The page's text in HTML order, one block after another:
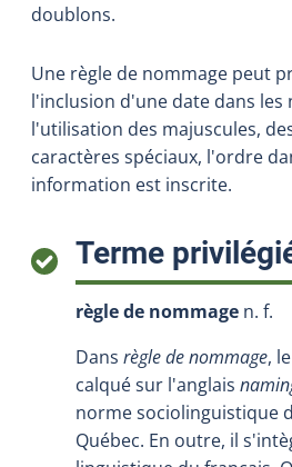
doublons.
Une règle de nommage peut
l'inclusion d'une date dans les
l'utilisation des majuscules,
caractères spéciaux, l'ordre
information est inscrite.
Terme
règle de nommage n. f.
Dans règle de nommage,
calqué sur l'anglais
norme sociolinguistique
Québec. En outre, il